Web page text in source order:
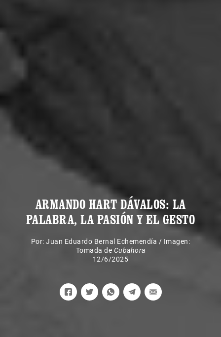
ARMANDO HART DÁVALOS: LA
PALABRA, LA PASIÓN Y EL GESTO
Por:Juan Eduardo Bernal Echemendía / Imagen:
Tomada de Cubahora
12/6/2025